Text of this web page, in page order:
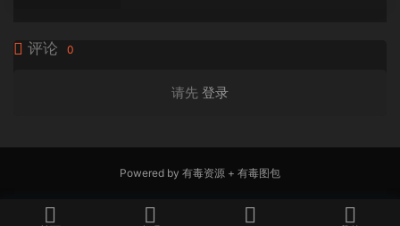
评论 0
请先 登录
Powered by 有毒资源 + 有毒图包